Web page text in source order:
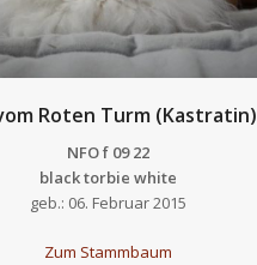
Roten Turm (Kastratin)
NFO f 09 22
black torbie white
geb.: 06. Februar 2015
Zum Stammbaum